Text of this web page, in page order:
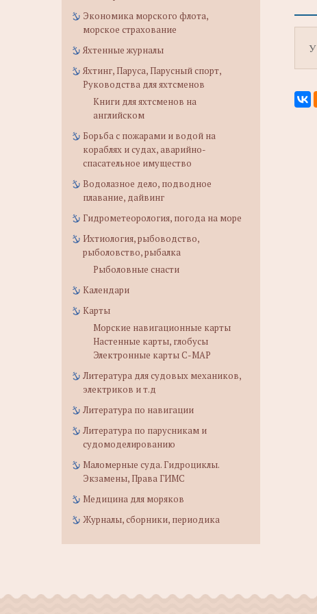
Экономика морского флота,
морское страхование
Яхтенные журналы
Яхтинг, Паруса, Парусный спорт,
Руководства для яхтсменов
Книги для яхтсменов на
английском
Борьба с пожарами и водой на
кораблях и судах, аварийно-
спасательное имущество
Водолазное дело, подводное
плавание, дайвинг
Гидрометеорология, погода на море
Ихтиология, рыбоводство,
рыболовство, рыбалка
Рыболовные снасти
Календари
Карты
Морские навигационные карты
Настенные карты, глобусы
Электронные карты C-MAP
Литература для судовых механиков,
электриков и т.д
Литература по навигации
Литература по парусникам и
судомоделированию
Маломерные суда. Гидроциклы.
Экзамены, Права ГИМС
Медицина для моряков
Журналы, сборники, периодика
У